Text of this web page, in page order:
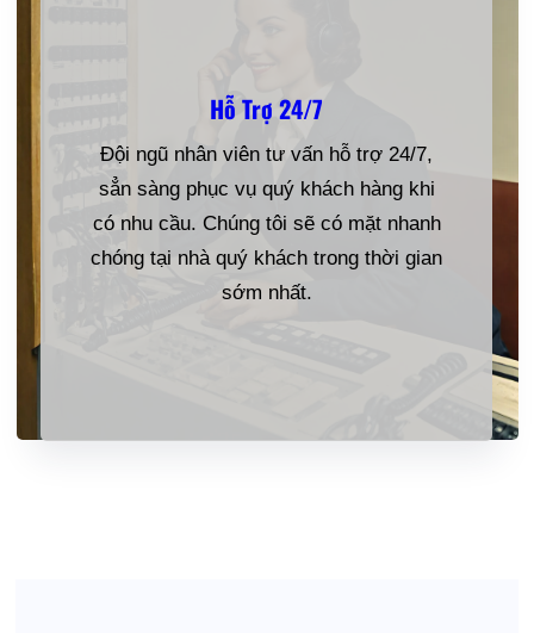
Hỗ Trợ 24/7
Đội ngũ nhân viên tư vấn hỗ trợ 24/7,
sẳn sàng phục vụ quý khách hàng khi
có nhu cầu. Chúng tôi sẽ có mặt nhanh
chóng tại nhà quý khách trong thời gian
sớm nhất.